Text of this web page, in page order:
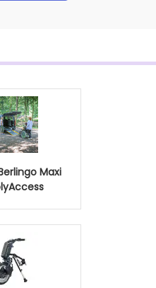
Maxi